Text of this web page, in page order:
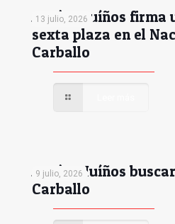
13 julio, 2026
Antón Muíños firma
sexta plaza en el
Carballo
9 julio, 2026
Antón Muíños
Carballo